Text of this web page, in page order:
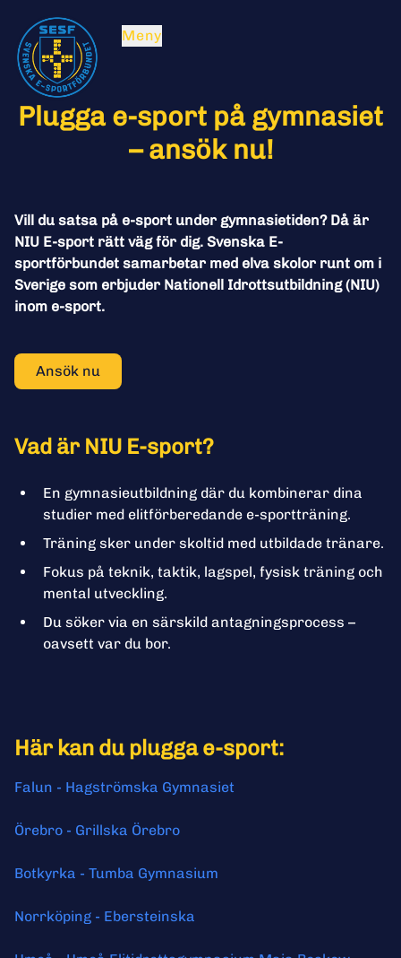
Meny
Plugga e-sport på gymnasiet
– ansök nu!
Vill du satsa på e-sport under gymnasietiden? Då är
NIU E-sport rätt väg för dig. Svenska E-
sportförbundet samarbetar med elva skolor runt om i
Sverige som erbjuder Nationell Idrottsutbildning (NIU)
inom e-sport.
Ansök nu
Vad är NIU E-sport?
En gymnasieutbildning där du kombinerar dina
studier med elitförberedande e-sportträning.
Träning sker under skoltid med utbildade tränare.
Fokus på teknik, taktik, lagspel, fysisk träning och
mental utveckling.
Du söker via en särskild antagningsprocess –
oavsett var du bor.
Här kan du plugga e-sport:
Falun - Hagströmska Gymnasiet
Örebro - Grillska Örebro
Botkyrka - Tumba Gymnasium
Norrköping - Ebersteinska